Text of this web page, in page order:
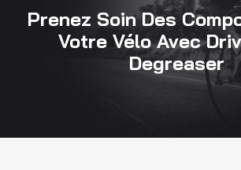
Prenez Soin Des
Votre Vélo Avec
Degreaser